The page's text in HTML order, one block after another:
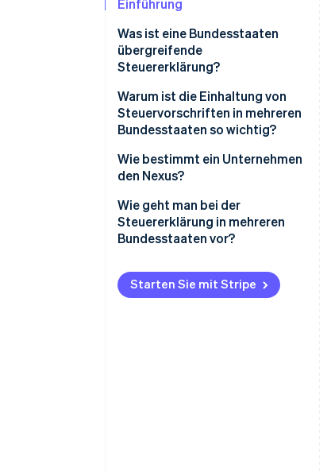
Einführung
Was ist eine Bundesstaaten
übergreifende
Steuererklärung?
Warum ist die Einhaltung von
Steuervorschriften in mehreren
Bundesstaaten so wichtig?
Strafen für versäumte
Einreichungsfristen
Verpasste Sparmöglichkeiten
Herausforderungen bei einer
Wie bestimmt ein Unternehmen
den Nexus?
Physischer Nexus
Wirtschaftlicher Nexus
Wie geht man bei der
Steuererklärung in mehreren
Bundesstaaten vor?
Nexus-Bundesstaaten ermitteln
Registrieren Sie sich in jedem
Starten Sie mit Stripe